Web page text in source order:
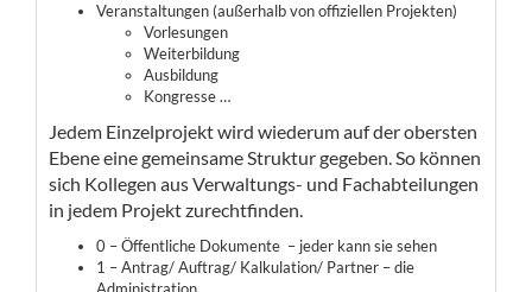
Veranstaltungen (außerhalb von offiziellen Projekten)
Vorlesungen
Weiterbildung
Ausbildung
Kongresse …
Jedem Einzelprojekt wird wiederum auf der obersten
Ebene eine gemeinsame Struktur gegeben. So können
sich Kollegen aus Verwaltungs- und Fachabteilungen
in jedem Projekt zurechtfinden.
0 – Öffentliche Dokumente – jeder kann sie sehen
​1 – Antrag/ Auftrag/ Kalkulation/ Partner –die